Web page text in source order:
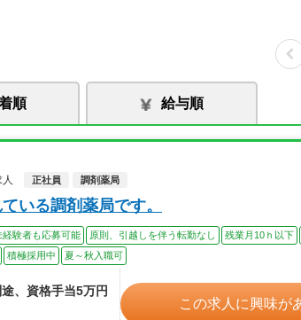
順 給与順
正社員 調剤薬局
いる調剤薬局です。
経験者も応募可能 原則、引越しを伴う転勤なし 残業月10ｈ以下
積極採用中 夏～秋入職可
、資格手当5万円
この求人に興味が